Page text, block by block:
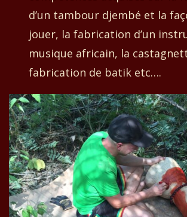
d’un tambour djembé et la
jouer, la fabrication d’un
musique africain, la
fabrication de batik etc….